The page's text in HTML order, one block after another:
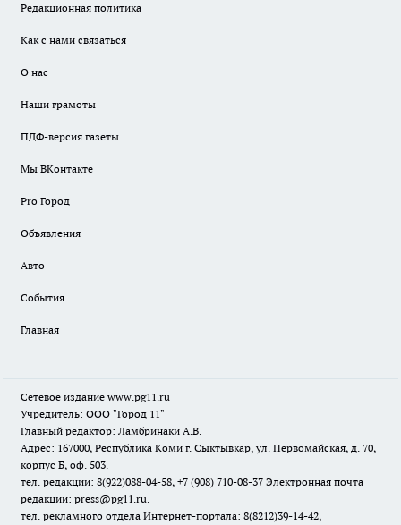
Редакционная политика
Как с нами связаться
О нас
Наши грамоты
ПДФ-версия газеты
Мы ВКонтакте
Pro Город
Объявления
Авто
События
Главная
Сетевое издание www.pg11.ru
Учредитель: ООО "Город 11"
Главный редактор: Ламбринаки А.В.
Адрес: 167000, Республика Коми г. Сыктывкар, ул. Первомайская, д. 70,
корпус Б, оф. 503.
тел. редакции: 8(922)088-04-58, +7 (908) 710-08-37 Электронная почта
редакции: press@pg11.ru.
тел. рекламного отдела Интернет-портала: 8(8212)39-14-42,